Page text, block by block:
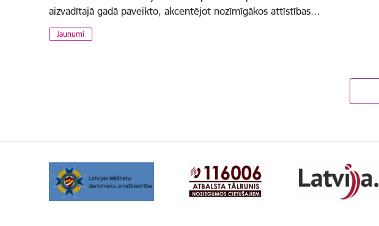
aizvadītajā gadā paveikto, akcentējot nozīmīgākos attīstības…
Jaunumi